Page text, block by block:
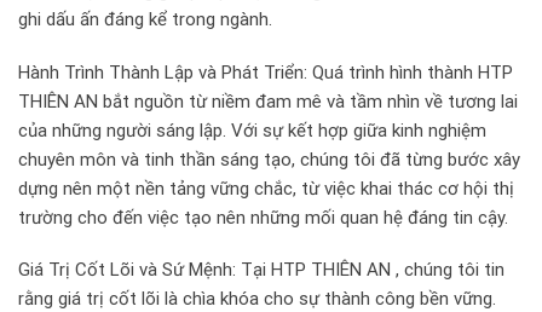
Phân
Phối
Thiết
Bị
PCCC
&
Vật
Tư
Ngành
ghi dấu ấn đáng kể trong ngành.
Hành Trình Thành Lập và Phát Triển: Quá trình hình thành HTP
THIÊN AN bắt nguồn từ niềm đam mê và tầm nhìn về tương lai
của những người sáng lập. Với sự kết hợp giữa kinh nghiệm
chuyên môn và tinh thần sáng tạo, chúng tôi đã từng bước xây
dựng nên một nền tảng vững chắc, từ việc khai thác cơ hội thị
trường cho đến việc tạo nên những mối quan hệ đáng tin cậy.
Giá Trị Cốt Lõi và Sứ Mệnh: Tại HTP THIÊN AN , chúng tôi tin
rằng giá trị cốt lõi là chìa khóa cho sự thành công bền vững.